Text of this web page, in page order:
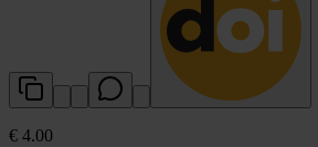
€ 4.00